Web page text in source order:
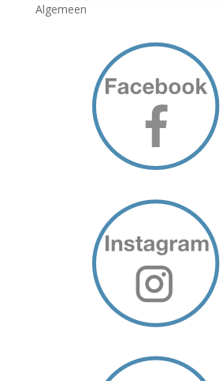
Algemeen